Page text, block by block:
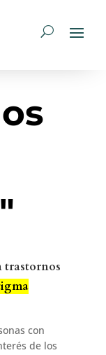
trastornos
con
de los